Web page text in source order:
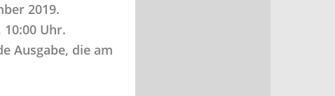
2019.
Uhr.
Ausgabe, die am